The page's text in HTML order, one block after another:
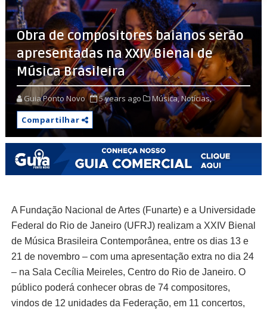
Obra de compositores baianos serão
apresentadas na XXIV Bienal de
Música Brasileira
Guia Ponto Novo 5 years ago Música,Notícias,
Compartilhar
A Fundação Nacional de Artes (Funarte) e a Universidade
Federal do Rio de Janeiro (UFRJ) realizam a XXIV Bienal
de Música Brasileira Contemporânea, entre os dias 13 e
21 de novembro – com uma apresentação extra no dia 24
– na Sala Cecília Meireles, Centro do Rio de Janeiro. O
público poderá conhecer obras de 74 compositores,
vindos de 12 unidades da Federação, em 11 concertos,